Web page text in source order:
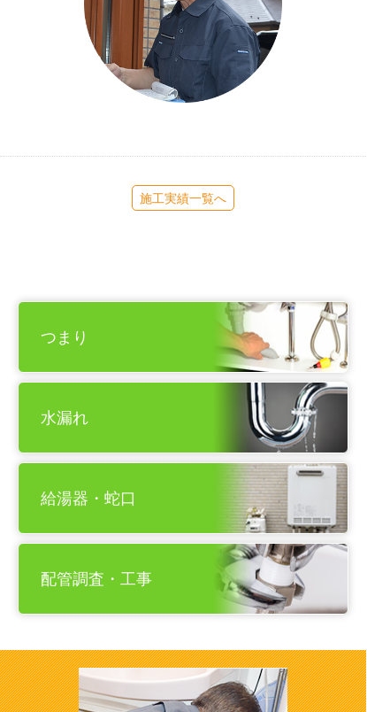
施工実績一覧へ
つまり
水漏れ
給湯器・蛇口
配管調査・工事